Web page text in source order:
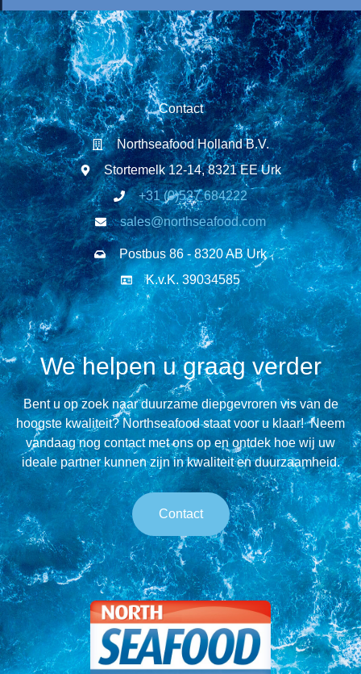
Contact
Northseafood Holland B.V.
Stortemelk 12-14, 8321 EE Urk
+31 (0)527 684222
sales@northseafood.com
Postbus 86 - 8320 AB Urk
K.v.K. 39034585
We helpen u graag verder
Bent u op zoek naar duurzame diepgevroren vis van de
hoogste kwaliteit? Northseafood staat voor u klaar! Neem
vandaag nog contact met ons op en ontdek hoe wij uw
ideale partner kunnen zijn in kwaliteit en duurzaamheid.
Contact